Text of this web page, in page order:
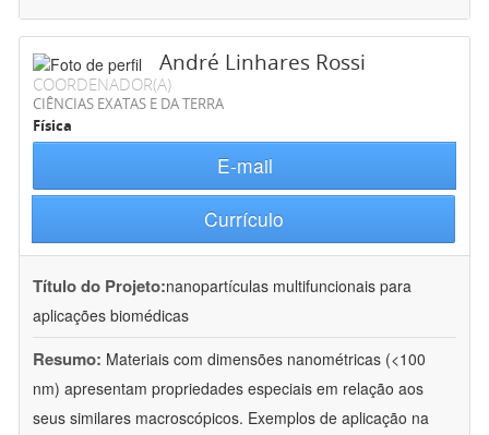
André Linhares Rossi
COORDENADOR(A)
CIÊNCIAS EXATAS E DA TERRA
Física
E-mail
Currículo
Título do Projeto:nanopartículas multifuncionais para
aplicações biomédicas
Resumo: Materiais com dimensões nanométricas (<100
nm) apresentam propriedades especiais em relação aos
seus similares macroscópicos. Exemplos de aplicação na